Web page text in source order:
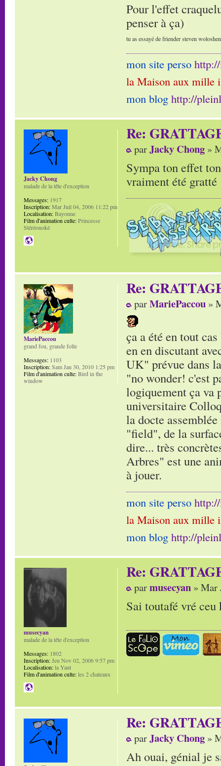
Pour l'effet
penser à ça)
tu as essayé de friender steven
mon site perso
la Maison aux mille
mon blog http://
Re:
parJacky Chong »
Sympa ton effet
vraiment été gratté
Jacky Chong
malade de la tête d'exception
Messages: 1917
Inscription:Mar Juil 04, 2006 11:22 pm
Localisation:Bayonne
Film d'animation culte:Princesse
Stéréonoké
Re:
parMariePaccou »
ça a été en tout
en en discutant
UK" prévue dans
"no wonder! c'est
logiquement ça va
universitaire
la docte
"field", de la
dire... très
Arbres" est une
à jouer.
mon site perso
la Maison aux mille
mon blog http://
MariePaccou
grand fou, grande folle
Messages: 1103
Inscription:Sam Jan 30, 2010 1:25 pm
Film d'animation culte:Bird in the
window
Re:
parmusecyan » Mar
Sai toutafé vré
musecyan
malade de la tête d'exception
Messages: 1802
Inscription:Jeu Nov 02, 2006 9:57 pm
Localisation:la Yaut
Film d'animation culte:les 2 chateaux
Re:
parJacky Chong »
Ah ouai, génial je